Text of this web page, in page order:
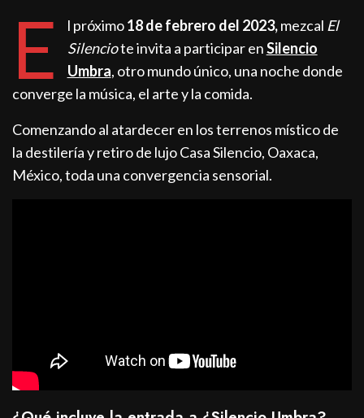
E l próximo18 de febrero del 2023,mezcal El
Silenciote invita a participar enSilencio
Umbra, otro mundo único, una noche donde
converge la música, el arte y la comida.
Comenzando al atardecer en los terrenos místico de
la destilería y retiro de lujo Casa Silencio, Oaxaca,
México, toda una convergencia sensorial.